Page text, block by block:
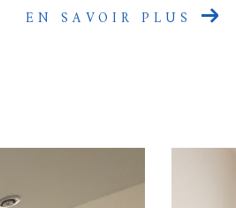
EN SAVOIR PLUS